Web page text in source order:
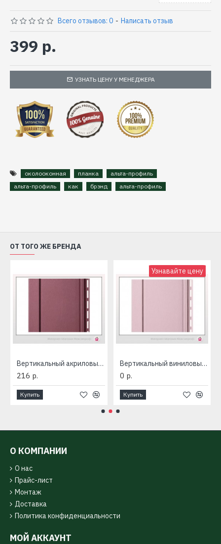
Всего отзывов: 0 - Написать отзыв
399 р.
УЗНАТЬ ЦЕНУ У МЕНЕДЖЕРА
околооконная планка
альта-профиль
альта-профиль
как брэнд альта-профиль
ОТ ТОГО ЖЕ БРЕНДА
Вертикальный акриловый сайдинг «Quadrohouse» Альта-Профиль
216 р.
Купить
Узнавайте цену
Вертикальный виниловый сайдинг «Quadrohouse» Альта-Профиль
0 р.
Купить
О КОМПАНИИ
О нас
Прайс-лист
Монтаж
Доставка
Политика конфиденциальности
МОЙ АККАУНТ